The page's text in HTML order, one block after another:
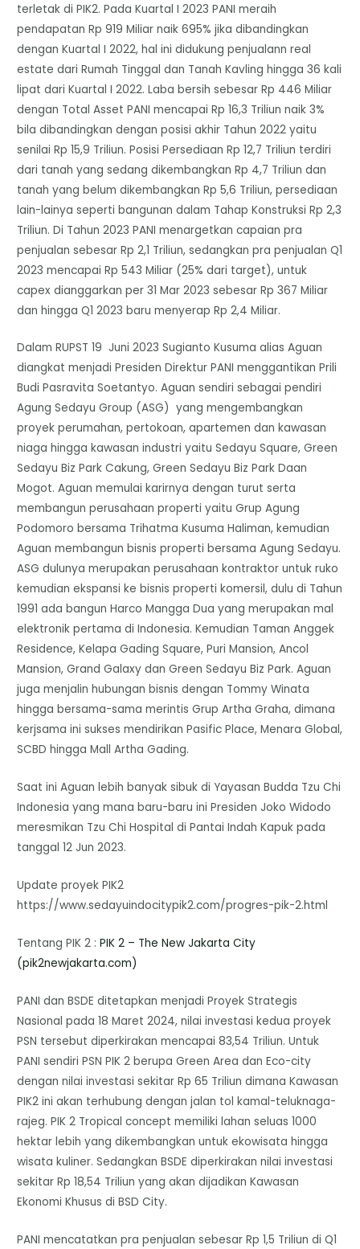
terletak di PIK2. Pada Kuartal I 2023 PANI meraih
pendapatan Rp 919 Miliar naik 695% jika dibandingkan
dengan Kuartal I 2022, hal ini didukung penjualann real
estate dari Rumah Tinggal dan Tanah Kavling hingga 36 kali
lipat dari Kuartal I 2022. Laba bersih sebesar Rp 446 Miliar
dengan Total Asset PANI mencapai Rp 16,3 Triliun naik 3%
bila dibandingkan dengan posisi akhir Tahun 2022 yaitu
senilai Rp 15,9 Triliun. Posisi Persediaan Rp 12,7 Triliun terdiri
dari tanah yang sedang dikembangkan Rp 4,7 Triliun dan
tanah yang belum dikembangkan Rp 5,6 Triliun, persediaan
lain-lainya seperti bangunan dalam Tahap Konstruksi Rp 2,3
Triliun. Di Tahun 2023 PANI menargetkan capaian pra
penjualan sebesar Rp 2,1 Triliun, sedangkan pra penjualan Q1
2023 mencapai Rp 543 Miliar (25% dari target), untuk
capex dianggarkan per 31 Mar 2023 sebesar Rp 367 Miliar
dan hingga Q1 2023 baru menyerap Rp 2,4 Miliar.
Dalam RUPST 19 Juni 2023 Sugianto Kusuma alias Aguan
diangkat menjadi Presiden Direktur PANI menggantikan Prili
Budi Pasravita Soetantyo. Aguan sendiri sebagai pendiri
Agung Sedayu Group (ASG) yang mengembangkan
proyek perumahan, pertokoan, apartemen dan kawasan
niaga hingga kawasan industri yaitu Sedayu Square, Green
Sedayu Biz Park Cakung, Green Sedayu Biz Park Daan
Mogot. Aguan memulai karirnya dengan turut serta
membangun perusahaan properti yaitu Grup Agung
Podomoro bersama Trihatma Kusuma Haliman, kemudian
Aguan membangun bisnis properti bersama Agung Sedayu.
ASG dulunya merupakan perusahaan kontraktor untuk ruko
kemudian ekspansi ke bisnis properti komersil, dulu di Tahun
1991 ada bangun Harco Mangga Dua yang merupakan mal
elektronik pertama di Indonesia. Kemudian Taman Anggek
Residence, Kelapa Gading Square, Puri Mansion, Ancol
Mansion, Grand Galaxy dan Green Sedayu Biz Park. Aguan
juga menjalin hubungan bisnis dengan Tommy Winata
hingga bersama-sama merintis Grup Artha Graha, dimana
kerjsama ini sukses mendirikan Pasific Place, Menara Global,
SCBD hingga Mall Artha Gading.
Saat ini Aguan lebih banyak sibuk di Yayasan Budda Tzu Chi
Indonesia yang mana baru-baru ini Presiden Joko Widodo
meresmikan Tzu Chi Hospital di Pantai Indah Kapuk pada
tanggal 12 Jun 2023.
Update proyek PIK2
https://www.sedayuindocitypik2.com/progres-pik-2.html
Tentang PIK 2 :PIK 2 – The New Jakarta City
(pik2newjakarta.com)
PANI dan BSDE ditetapkan menjadi Proyek Strategis
Nasional pada 18 Maret 2024, nilai investasi kedua proyek
PSN tersebut diperkirakan mencapai 83,54 Triliun. Untuk
PANI sendiri PSN PIK 2 berupa Green Area dan Eco-city
dengan nilai investasi sekitar Rp 65 Triliun dimana Kawasan
PIK2 ini akan terhubung dengan jalan tol kamal-teluknaga-
rajeg. PIK 2 Tropical concept memiliki lahan seluas 1000
hektar lebih yang dikembangkan untuk ekowisata hingga
wisata kuliner. Sedangkan BSDE diperkirakan nilai investasi
sekitar Rp 18,54 Triliun yang akan dijadikan Kawasan
Ekonomi Khusus di BSD City.
PANI mencatatkan pra penjualan sebesar Rp 1,5 Triliun di Q1